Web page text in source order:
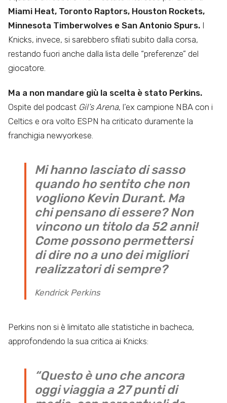
Miami Heat, Toronto Raptors, Houston Rockets,
Minnesota Timberwolves e San Antonio Spurs. I
Knicks, invece, si sarebbero sfilati subito dalla corsa,
restando fuori anche dalla lista delle “preferenze” del
giocatore.
Ma a non mandare giù la scelta è stato Perkins.
Ospite del podcast Gil’s Arena, l’ex campione NBA con i
Celtics e ora volto ESPN ha criticato duramente la
franchigia newyorkese.
Mi hanno lasciato di sasso
quando ho sentito che non
vogliono Kevin Durant. Ma
chi pensano di essere? Non
vincono un titolo da 52 anni!
Come possono permettersi
di dire no a uno dei migliori
realizzatori di sempre?
Kendrick Perkins
Perkins non si è limitato alle statistiche in bacheca,
approfondendo la sua critica ai Knicks:
“Questo è uno che ancora
oggi viaggia a 27 punti di